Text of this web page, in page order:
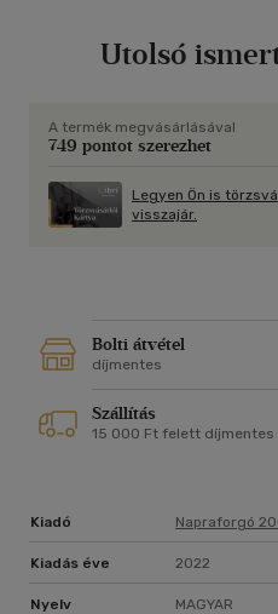
Utolsó
A termék megvásárlásával
749 pontot szerezhet
Legyen Ön is
visszajár.
Bolti átvétel
díjmentes
Szállítás
15 000 Ft felett díjmentes
Kiadó Napraforgó
Kiadás éve 2022
Nyelv MAGYAR